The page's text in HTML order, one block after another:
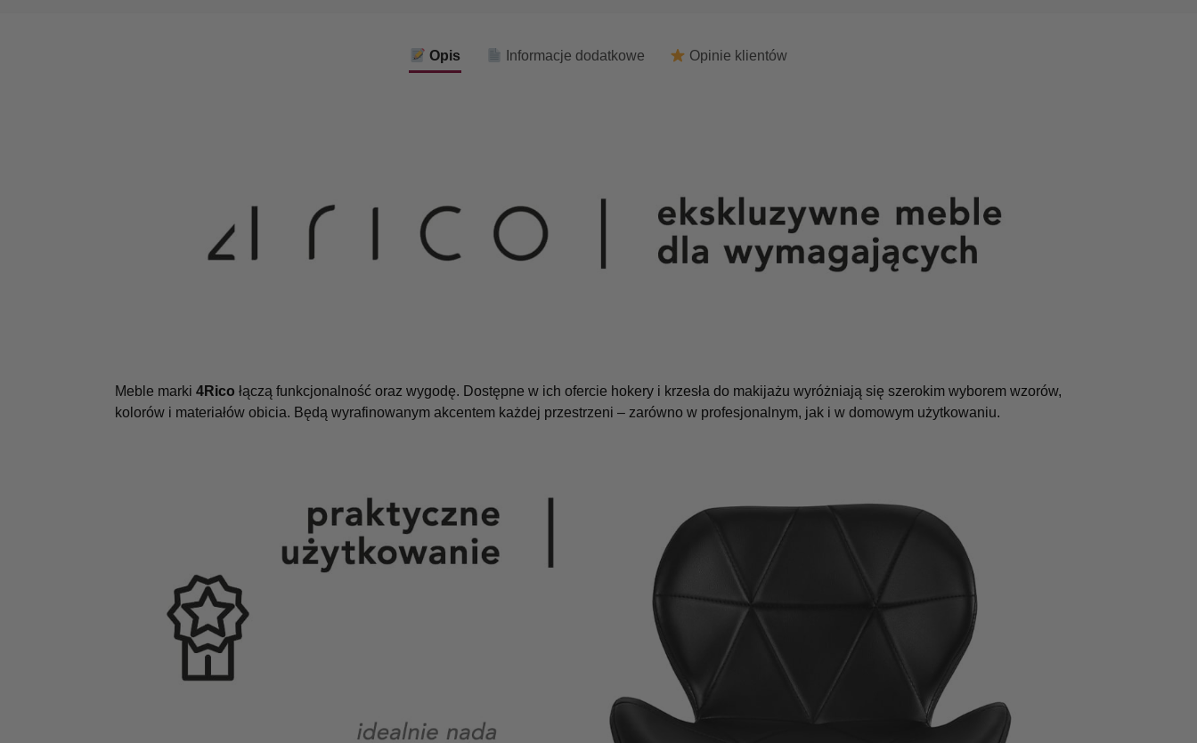
Opis Informacje dodatkowe Opinie klientów
Meble marki 4Rico łączą funkcjonalność oraz wygodę. Dostępne w ich ofercie hokery i krzesła do makijażu wyróżniają się szerokim wyborem wzorów,
kolorów i materiałów obicia. Będą wyrafinowanym akcentem każdej przestrzeni – zarówno w profesjonalnym, jak i w domowym użytkowaniu.